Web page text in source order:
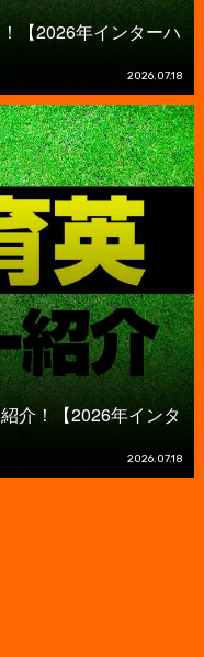
【2026年インターハ
2026.07.18
介！【2026年インタ
2026.07.18